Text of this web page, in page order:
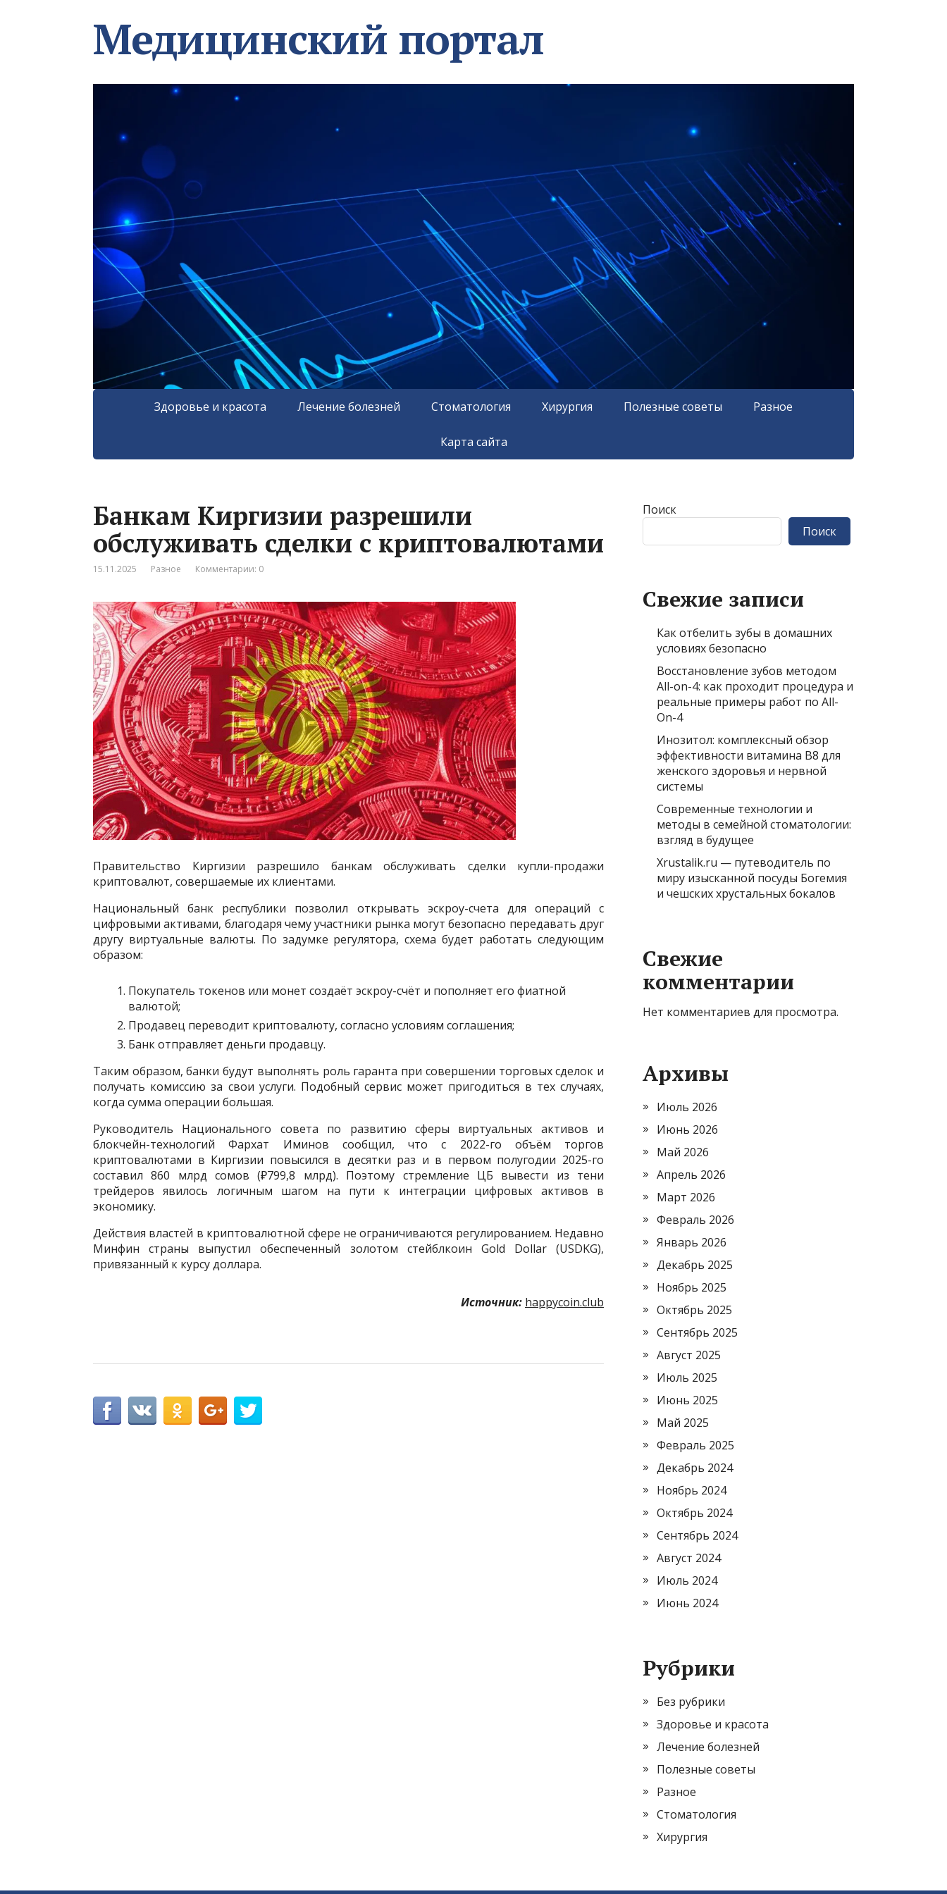
Медицинский портал
Здоровье и красота Лечение болезней Стоматология Хирургия Полезные советы Разное
Карта сайта
Банкам Киргизии разрешили
обслуживать сделки с криптовалютами
15.11.2025 Разное Комментарии: 0
Правительство Киргизии разрешило банкам обслуживать сделки купли-продажи
криптовалют, совершаемые их клиентами.
Национальный банк республики позволил открывать эскроу-счета для операций с
цифровыми активами, благодаря чему участники рынка могут безопасно передавать друг
другу виртуальные валюты. По задумке регулятора, схема будет работать следующим
образом:
Покупатель токенов или монет создаёт эскроу-счёт и пополняет его фиатной
валютой;
Продавец переводит криптовалюту, согласно условиям соглашения;
Банк отправляет деньги продавцу.
Таким образом, банки будут выполнять роль гаранта при совершении торговых сделок и
получать комиссию за свои услуги. Подобный сервис может пригодиться в тех случаях,
когда сумма операции большая.
Руководитель Национального совета по развитию сферы виртуальных активов и
блокчейн-технологий Фархат Иминов сообщил, что с 2022-го объём торгов
криптовалютами в Киргизии повысился в десятки раз и в первом полугодии 2025-го
составил 860 млрд сомов (₽799,8 млрд). Поэтому стремление ЦБ вывести из тени
трейдеров явилось логичным шагом на пути к интеграции цифровых активов в
экономику.
Действия властей в криптовалютной сфере не ограничиваются регулированием. Недавно
Минфин страны выпустил обеспеченный золотом стейблкоин Gold Dollar (USDKG),
привязанный к курсу доллара.
Источник: happycoin.club
Поиск
Поиск
Свежие записи
Как отбелить зубы в домашних
условиях безопасно
Восстановление зубов методом
All-on-4: как проходит процедура и
реальные примеры работ по All-
On-4
Инозитол: комплексный обзор
эффективности витамина B8 для
женского здоровья и нервной
системы
Современные технологии и
методы в семейной стоматологии:
взгляд в будущее
Xrustalik.ru — путеводитель по
миру изысканной посуды Богемия
и чешских хрустальных бокалов
Свежие
комментарии
Нет комментариев для просмотра.
Архивы
Июль 2026
Июнь 2026
Май 2026
Апрель 2026
Март 2026
Февраль 2026
Январь 2026
Декабрь 2025
Ноябрь 2025
Октябрь 2025
Сентябрь 2025
Август 2025
Июль 2025
Июнь 2025
Май 2025
Февраль 2025
Декабрь 2024
Ноябрь 2024
Октябрь 2024
Сентябрь 2024
Август 2024
Июль 2024
Июнь 2024
Рубрики
Без рубрики
Здоровье и красота
Лечение болезней
Полезные советы
Разное
Стоматология
Хирургия